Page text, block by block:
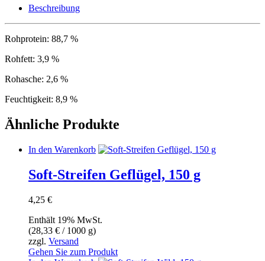
Menge
Beschreibung
Rohprotein: 88,7 %
Rohfett: 3,9 %
Rohasche: 2,6 %
Feuchtigkeit: 8,9 %
Ähnliche Produkte
In den Warenkorb
Soft-Streifen Geflügel, 150 g
4,25 €
Enthält 19% MwSt.
(28,33 € / 1000 g)
zzgl. Versand
Gehen Sie zum Produkt